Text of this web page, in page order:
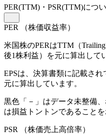
PER(TTM) ・PSR(TTM)につ
PER （株価収益率）
米国株のPERはTTM（
後1株利益）を元に算出して
EPSは、決算書類に記載さ
元に算出しています。
黒色「－」はデータ未整備、
は損益トントンであることを
PSR （株価売上高倍率）